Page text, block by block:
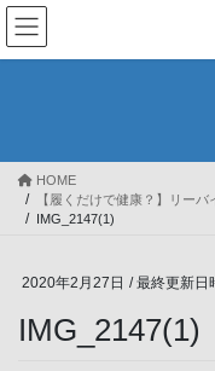
コ
ン
テ
ス
ナ
ビ
ゲ
ン
HOME
【履くだけで健康？】リー
IMG_2147(1)
2020年2月27日 / 最終更新日
IMG_2147(1)